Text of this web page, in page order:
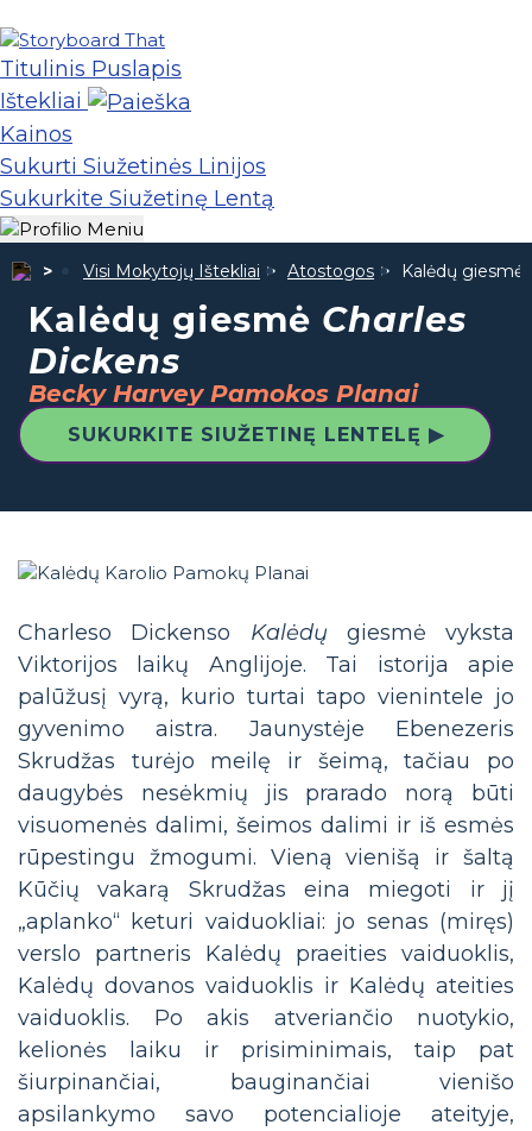
Titulinis Puslapis
Ištekliai
Kainos
Sukurti Siužetinės Linijos
Sukurkite Siužetinę Lentą
Visi Mokytojų Ištekliai Atostogos Kalėdų giesmė
Kalėdų giesmė Charles
Dickens
Becky Harvey Pamokos Planai
SUKURKITE SIUŽETINĘ LENTELĘ ▶
Charleso Dickenso Kalėdų giesmė vyksta
Viktorijos laikų Anglijoje. Tai istorija apie
palūžusį vyrą, kurio turtai tapo vienintele jo
gyvenimo aistra. Jaunystėje Ebenezeris
Skrudžas turėjo meilę ir šeimą, tačiau po
daugybės nesėkmių jis prarado norą būti
visuomenės dalimi, šeimos dalimi ir iš esmės
rūpestingu žmogumi. Vieną vienišą ir šaltą
Kūčių vakarą Skrudžas eina miegoti ir jį
„aplanko“ keturi vaiduokliai: jo senas (miręs)
verslo partneris Kalėdų praeities vaiduoklis,
Kalėdų dovanos vaiduoklis ir Kalėdų ateities
vaiduoklis. Po akis atveriančio nuotykio,
kelionės laiku ir prisiminimais, taip pat
šiurpinančiai, bauginančiai vienišo
apsilankymo savo potencialioje ateityje,